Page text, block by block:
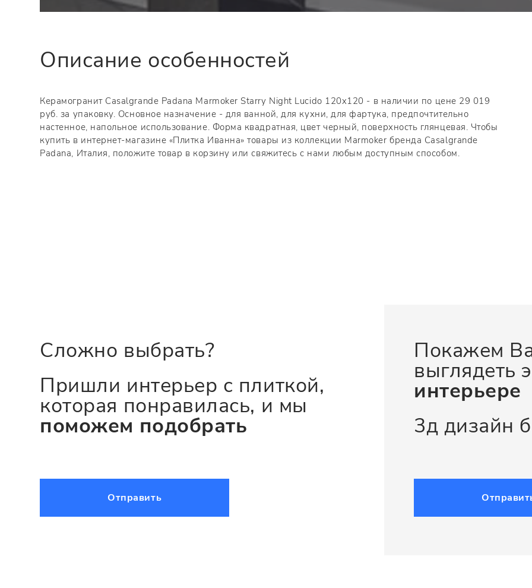
Описание особенностей
Керамогранит Casalgrande Padana Marmoker Starry Night Lucido 120x120 - в наличии по цене 29 019
руб. за упаковку. Основное назначение - для ванной, для кухни, для фартука, предпочтительно
настенное, напольное использование. Форма квадратная, цвет черный, поверхность глянцевая. Чтобы
купить в интернет-магазине «Плитка Иванна» товары из коллекции Marmoker бренда Casalgrande
Padana, Италия, положите товар в корзину или свяжитесь с нами любым доступным способом.
Сложно выбрать?
Пришли интерьер с плиткой,
которая понравилась, и мы
поможем подобрать
Отправить
Покажем
выглядеть
интерьере
3д дизайн